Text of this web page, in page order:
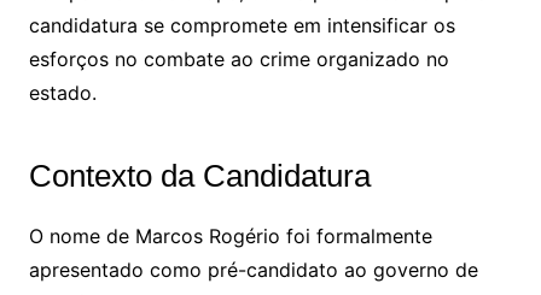
candidatura se compromete em intensificar os
esforços no combate ao crime organizado no
estado.
Contexto da Candidatura
O nome de Marcos Rogério foi formalmente
apresentado como pré-candidato ao governo de